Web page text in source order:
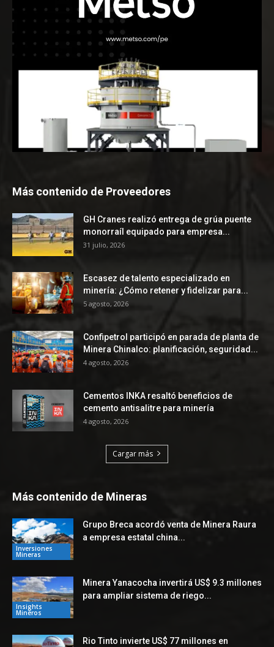
Más contenido de Proveedores
GH Cranes realizó entrega de grúa puente
monorraíl equipado para empresa...
31 julio, 2026
Escasez de talento especializado en
minería: ¿Cómo retener y fidelizar para...
5 agosto, 2026
Confipetrol participó en parada de planta de
Minera Chinalco: planificación, seguridad...
4 agosto, 2026
Cementos INKA resaltó beneficios de
cemento antisalitre para minería
4 agosto, 2026
Cargar más
Más contenido de Mineras
Inversiones
Mineras
Grupo Breca acordó venta de Minera Raura
a empresa estatal china...
Insights
Mineros
Minera Yanacocha invertirá US$ 9.3 millones
para ampliar sistema de riego...
Rio Tinto invierte US$ 77 millones en